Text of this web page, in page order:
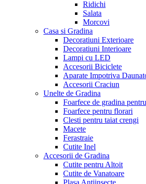
Ridichi
Salata
Morcovi
Casa si Gradina
Decoratiuni Exterioare
Decoratiuni Interioare
Lampi cu LED
Accesorii Biciclete
Aparate Impotriva
Accesorii Craciun
Unelte de Gradina
Foarfece de gradina
Foarfece pentru florari
Clesti pentru taiat crengi
Macete
Ferastraie
Cutite Inel
Accesorii de Gradina
Cutite pentru Altoit
Cutite de Vanatoare
Plasa Antiinsecte